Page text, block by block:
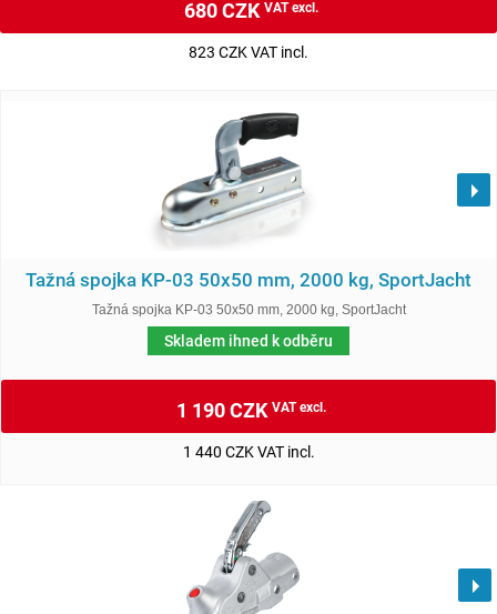
680 CZKVAT excl.
823 CZK VAT incl.
Tažná spojka KP-03 50x50 mm, 2000 kg, SportJacht
Tažná spojka KP-03 50x50 mm, 2000 kg, SportJacht
Skladem ihned k odběru
1 190 CZKVAT excl.
1 440 CZK VAT incl.